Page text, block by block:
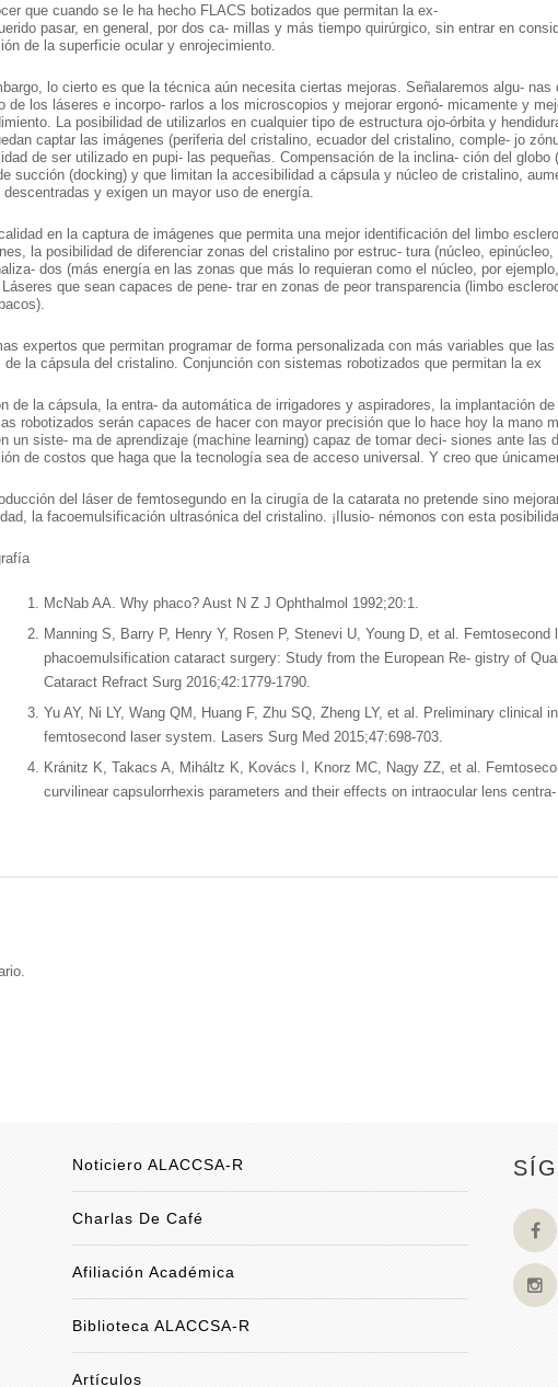
que cuando se le ha hecho FLACS botizados que permitan la ex-
pasar, en general, por dos ca- millas y más tiempo quirúrgico, sin entrar en
de la superficie ocular y enrojecimiento.
lo cierto es que la técnica aún necesita ciertas mejoras. Señalaremos algu-
de los láseres e incorpo- rarlos a los microscopios y mejorar ergonó- micamente y
La posibilidad de utilizarlos en cualquier tipo de estructura ojo-órbita y
captar las imágenes (periferia del cristalino, ecuador del cristalino, comple- jo
de ser utilizado en pupi- las pequeñas. Compensación de la inclina- ción del
succión (docking) y que limitan la accesibilidad a cápsula y núcleo de cristalino,
descentradas y exigen un mayor uso de energía.
en la captura de imágenes que permita una mejor identificación del limbo
la posibilidad de diferenciar zonas del cristalino por estruc- tura (núcleo,
dos (más energía en las zonas que más lo requieran como el núcleo, por
que sean capaces de pene- trar en zonas de peor transparencia (limbo
expertos que permitan programar de forma personalizada con más variables que
de la cápsula del cristalino. Conjunción con sistemas robotizados que permitan la ex
de la cápsula, la entra- da automática de irrigadores y aspiradores, la implantación
robotizados serán capaces de hacer con mayor precisión que lo hace hoy la mano
un siste- ma de aprendizaje (machine learning) capaz de tomar deci- siones ante las
de costos que haga que la tecnología sea de acceso universal. Y creo que
del láser de femtosegundo en la cirugía de la catarata no pretende sino
la facoemulsificación ultrasónica del cristalino. ¡Ilusio- némonos con esta
McNab AA. Why phaco? Aust N Z J Ophthalmol 1992;20:1.
Manning S, Barry P, Henry Y, Rosen P, Stenevi U, Young D, et al.
phacoemulsification cataract surgery: Study from the European Re- gistry of
Cataract Refract Surg 2016;42:1779-1790.
Yu AY, Ni LY, Wang QM, Huang F, Zhu SQ, Zheng LY, et al. Preliminary
femtosecond laser system. Lasers Surg Med 2015;47:698-703.
Kránitz K, Takacs A, Miháltz K, Kovács I, Knorz MC, Nagy ZZ, et al.
curvilinear capsulorrhexis parameters and their effects on intraocular lens
Noticiero ALACCSA-R
Charlas De Café
Afiliación Académica
Biblioteca ALACCSA-R
Artículos